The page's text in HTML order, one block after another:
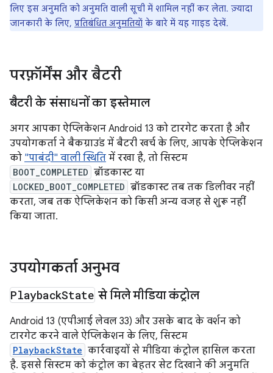
लिए इस अनुमति को अनुमति वाली सूची में शामिल नहीं कर लेता. ज़्यादा
जानकारी के लिए, प्रतिबंधित अनुमतियों के बारे में यह गाइड देखें.
परफ़ॉर्मेंस और बैटरी
बैटरी के संसाधनों का इस्तेमाल
अगर आपका ऐप्लिकेशन Android 13 को टारगेट करता है और
उपयोगकर्ता ने बैकग्राउंड में बैटरी खर्च के लिए, आपके ऐप्लिकेशन
को "पाबंदी" वाली स्थिति में रखा है, तो सिस्टम
BOOT_COMPLETED ब्रॉडकास्ट या
LOCKED_BOOT_COMPLETED ब्रॉडकास्ट तब तक डिलीवर नहीं
करता, जब तक ऐप्लिकेशन को किसी अन्य वजह से शुरू नहीं
किया जाता.
उपयोगकर्ता अनुभव
PlaybackState से मिले मीडिया कंट्रोल
Android 13 (एपीआई लेवल 33) और उसके बाद के वर्शन को
टारगेट करने वाले ऐप्लिकेशन के लिए, सिस्टम
PlaybackState कार्रवाइयों से मीडिया कंट्रोल हासिल करता
है. इससे सिस्टम को कंट्रोल का बेहतर सेट दिखाने की अनुमति